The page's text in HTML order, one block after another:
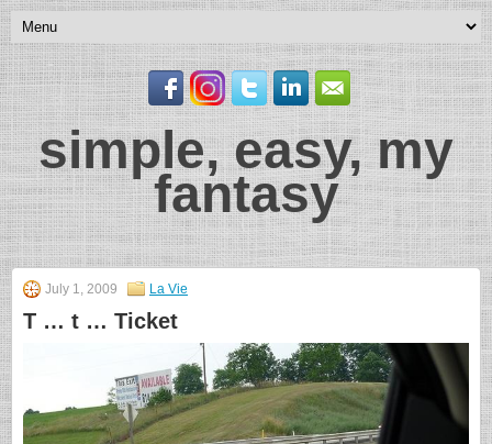
simple, easy, my
fantasy
July 1, 2009 La Vie
T … t … Ticket